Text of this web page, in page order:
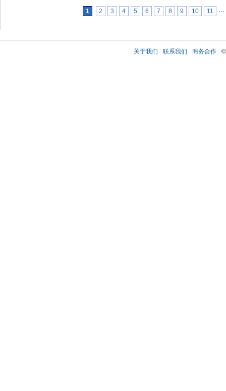
1 2 3 4 5 6 7 8 9 10 11 ···
关于我们 联系我们 商务合作